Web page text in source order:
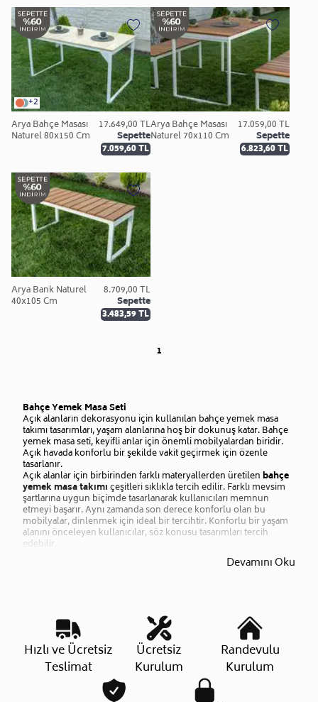
+2
Arya Bahçe Masası
Naturel 80x150 Cm
17.649,00 TL
Sepette
7.059,60 TL
Arya Bahçe Masası
Naturel 70x110 Cm
17.059,00 TL
Sepette
6.823,60 TL
Arya Bank Naturel
40x105 Cm
8.709,00 TL
Sepette
3.483,59 TL
1
Bahçe Yemek Masa Seti
Açık alanların dekorasyonu için kullanılan bahçe yemek masa
takımı tasarımları, yaşam alanlarına hoş bir dokunuş katar. Bahçe
yemek masa seti, keyifli anlar için önemli mobilyalardan biridir.
Açık havada konforlu bir şekilde vakit geçirmek için özenle
tasarlanır.
Açık alanlar için birbirinden farklı materyallerden üretilenbahçe
yemek masa takımıçeşitleri sıklıkla tercih edilir. Farklı mevsim
şartlarına uygun biçimde tasarlanarak kullanıcıları memnun
etmeyi başarır. Aynı zamanda son derece konforlu olan bu
mobilyalar, dinlenmek için ideal bir tercihtir. Konforlu bir yaşam
alanını önceleyen kullanıcılar, söz konusu tasarımları tercih
edebilir.
Devamını Oku
Hızlı ve Ücretsiz
Teslimat
Ücretsiz
Kurulum
Randevulu
Kurulum